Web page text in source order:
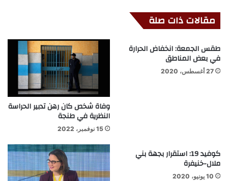
مقالات ذات صلة
طقس الجمعة: انخفاض الحرارة
في بعض المناطق
27 أغسطس، 2020
وفاة شخص كان رهن تدبير الحراسة
النظرية في طنجة
15 نوفمبر، 2022
كوفيد 19: استقرار بجهة بني
ملال-خنيفرة
10 يونيو، 2020